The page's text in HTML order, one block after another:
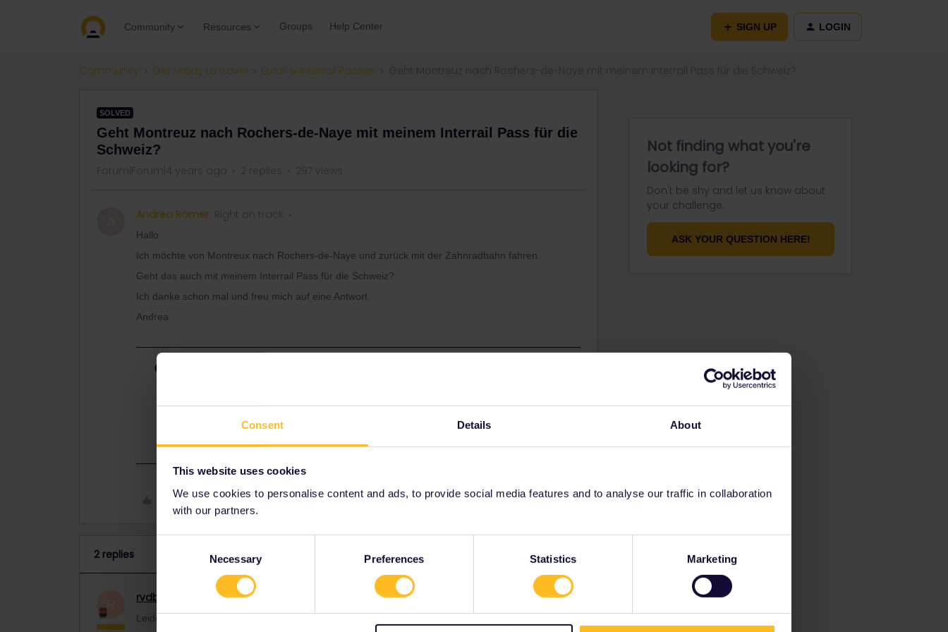
Consent Details About
This website uses cookies
We use cookies to personalise content and ads, to provide social media features and to analyse our traffic in collaboration
with our partners.
Necessary Preferences Statistics Marketing
Community Resources Groups Help Center SIGN UP LOGIN
Community Get ready to travel Eurail & Interrail Passes
SOLVED
Geht Montreuz nach Rochers-de-Naye mit meinem Interrail Pass für die
Schweiz?
Forum|Forum|4 years ago 2 replies 297 views
Andrea Römer Right on track
Hallo
Ich möchte von Montreux nach Rochers-de-Naye und zurück mit der Zahnradbahn fahren.
Geht das auch mit meinem Interrail Pass für die Schweiz?
Ich danke schon mal und freu mich auf eine Antwort.
Andrea
https://www.sbb.ch/content/dam/infrastruktur/trafimage/karten/karte-geltungsbereich-
InterRail-EuRail.pdf
Share
2 replies Oldest first
rvdborgt Railmaster Forum|Forum|4 years ago
Leider gilt dort Interrail nicht:
Not finding what you're
looking for?
Don't be shy and let us know about
your challenge.
ASK YOUR QUESTION HERE!